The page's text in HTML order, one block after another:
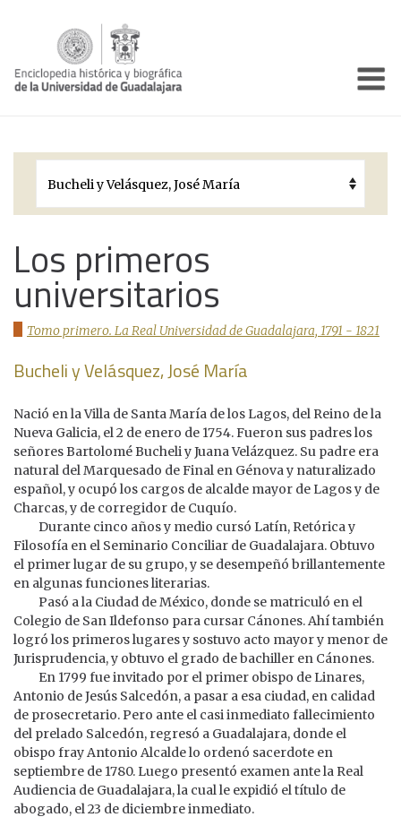
Períodos Históricos
Galería
Documentos institucionales
Los primeros
universitarios
Tomo primero. La Real Universidad de Guadalajara, 1791 - 1821
Bucheli y Velásquez, José María
Nació en la Villa de Santa María de los Lagos, del Reino de la
Nueva Galicia, el 2 de enero de 1754. Fueron sus padres los
señores Bartolomé Bucheli y Juana Velázquez. Su padre era
natural del Marquesado de Final en Génova y naturalizado
español, y ocupó los cargos de alcalde mayor de Lagos y de
Charcas, y de corregidor de Cuquío.
Durante cinco años y medio cursó Latín, Retórica y
Filosofía en el Seminario Conciliar de Guadalajara. Obtuvo
el primer lugar de su grupo, y se desempeñó brillantemente
en algunas funciones literarias.
Pasó a la Ciudad de México, donde se matriculó en el
Colegio de San Ildefonso para cursar Cánones. Ahí también
logró los primeros lugares y sostuvo acto mayor y menor de
Jurisprudencia, y obtuvo el grado de bachiller en Cánones.
En 1799 fue invitado por el primer obispo de Linares,
Antonio de Jesús Salcedón, a pasar a esa ciudad, en calidad
de prosecretario. Pero ante el casi inmediato fallecimiento
del prelado Salcedón, regresó a Guadalajara, donde el
obispo fray Antonio Alcalde lo ordenó sacerdote en
septiembre de 1780. Luego presentó examen ante la Real
Audiencia de Guadalajara, la cual le expidió el título de
abogado, el 23 de diciembre inmediato.